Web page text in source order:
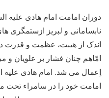
دوران امامت امام هادی علیه
نابسامانی و لبریز ازستمگری
اندک از هیبت، عظمت و قدرت
امّاهم چنان فشار بر علویان و
اِعمال می شد. امام هادی علیه
امامت خود را در سامراء تحت